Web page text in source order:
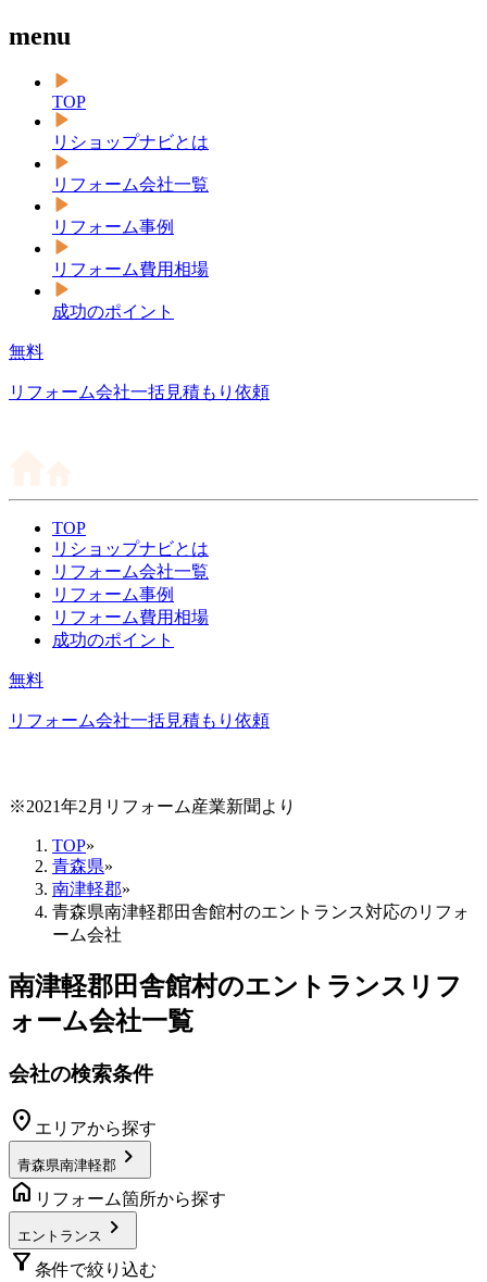
menu
TOP
リショップナビとは
リフォーム会社一覧
リフォーム事例
リフォーム費用相場
成功のポイント
無料
リフォーム会社一括見積もり依頼
TOP
リショップナビとは
リフォーム会社一覧
リフォーム事例
リフォーム費用相場
成功のポイント
無料
リフォーム会社一括見積もり依頼
※2021年2月リフォーム産業新聞より
TOP»
青森県»
南津軽郡»
青森県南津軽郡田舎館村のエントランス対応のリフォ
ーム会社
南津軽郡田舎館村のエントランスリフ
ォーム会社一覧
会社の検索条件
location_on エリアから探す
青森県南津軽郡 chevron_right
home リフォーム箇所から探す
エントランス chevron_right
filter_alt 条件で絞り込む